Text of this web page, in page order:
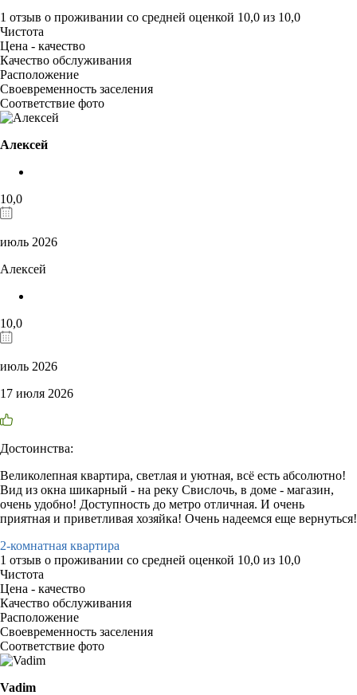
1 отзыв о проживании со средней оценкой 10,0 из 10,0
Чистота
Цена - качество
Качество обслуживания
Расположение
Своевременность заселения
Соответствие фото
Алексей
10,0
июль 2026
Алексей
10,0
июль 2026
17 июля 2026
Достоинства:
Великолепная квартира, светлая и уютная, всё есть абсолютно!
Вид из окна шикарный - на реку Свислочь, в доме - магазин,
очень удобно! Доступность до метро отличная. И очень
приятная и приветливая хозяйка! Очень надеемся еще вернуться!
2-комнатная квартира
1 отзыв о проживании со средней оценкой 10,0 из 10,0
Чистота
Цена - качество
Качество обслуживания
Расположение
Своевременность заселения
Соответствие фото
Vadim